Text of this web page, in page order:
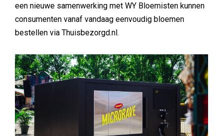
een nieuwe samenwerking met WY Bloemisten kunnen
consumenten vanaf vandaag eenvoudig bloemen
bestellen via Thuisbezorgd.nl.